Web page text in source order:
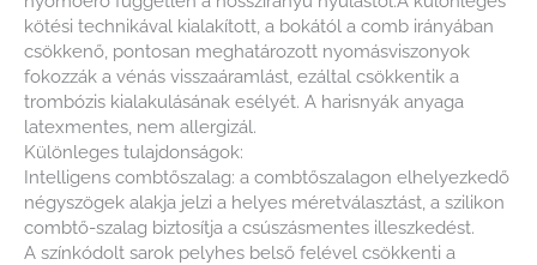
kötési technikával kialakított, a bokától a comb irányában
csökkenő, pontosan meghatározott nyomásviszonyok
fokozzák a vénás visszaáramlást, ezáltal csökkentik a
trombózis kialakulásának esélyét. A harisnyák anyaga
latexmentes, nem allergizál.
Különleges tulajdonságok:
Intelligens combtőszalag: a combtőszalagon elhelyezkedő
négyszögek alakja jelzi a helyes méretválasztást, a szilikon
combtő-szalag biztosítja a csúszásmentes illeszkedést.
A színkódolt sarok pelyhes belső felével csökkenti a